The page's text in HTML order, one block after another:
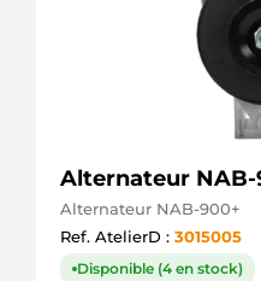
Alternateur NAB-
Alternateur NAB-900+
Ref. AtelierD : 3015005
Disponible (4 en stock)